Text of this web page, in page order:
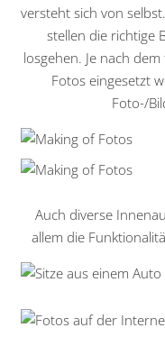
versteht sich von
stellen die richtige
losgehen. Je nach
Fotos eingesetzt
Foto-/
Auch diverse
allem die